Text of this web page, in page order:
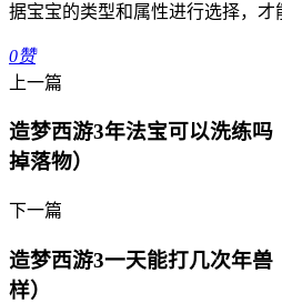
据宝宝的类型和属性进行选择，才
0赞
上一篇
造梦西游3年法宝可以洗练吗
掉落物）
下一篇
造梦西游3一天能打几次年兽
样）